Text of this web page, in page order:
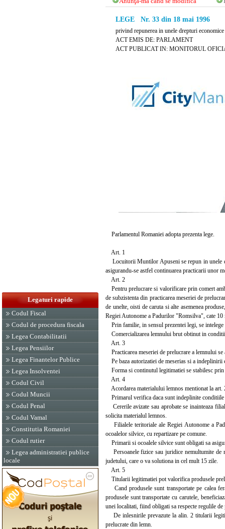
Legaturi rapide
Codul Fiscal
Codul de procedura fiscala
Legea Contabilitatii
Legea Pensiilor
Legea Finantelor Publice
Legea Insolventei
Codul Civil
Codul Muncii
Codul Penal
Codul Vamal
Constitutia Romaniei
Codul rutier
Legea administratiei publice
locale
LEGE Nr. 33 din 18 mai 1996
privind repunerea in unele drepturi
ACT EMIS DE: PARLAMENT
ACT PUBLICAT IN: MONITORUL
Parlamentul Romaniei adopta prezenta lege.
Art. 1
Locuitorii Muntilor Apuseni se repun in unele
asigurandu-se astfel continuarea practicarii unor
Art. 2
Pentru prelucrare si valorificare prin comert
de subzistenta din practicarea meseriei de
de unelte, oisti de caruta si alte asemenea
Regiei Autonome a Padurilor "Romsilva", cate
Prin familie, in sensul prezentei legi, se
Comercializarea lemnului brut obtinut in
Art. 3
Practicarea meseriei de prelucrare a lemnului
Pe baza autorizatiei de meserias si a
Forma si continutul legitimatiei se stabilesc prin
Art. 4
Acordarea materialului lemnos mentionat la art.
Primarul verifica daca sunt indeplinite conditiile
Cererile avizate sau aprobate se inainteaza
solicita materialul lemnos.
Filialele teritoriale ale Regiei Autonome a
ocoalelor silvice, cu repartizare pe comune.
Primarii si ocoalele silvice sunt obligati sa
Persoanele fizice sau juridice nemultumite de
judetului, care o va solutiona in cel mult 15 zile.
Art. 5
Titularii legitimatiei pot valorifica produsele
Cand produsele sunt transportate pe calea
produsele sunt transportate cu carutele,
unei localitati, fiind obligati sa respecte regulile de
De inlesnirile prevazute la alin. 2 titularii
prelucrate din lemn.